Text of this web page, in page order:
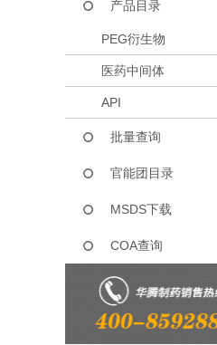
产品目录
PEG衍生物
医药中间体
API
批量查询
官能团目录
MSDS下载
COA查询